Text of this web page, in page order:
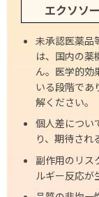
エクソソ
未承認医薬品
は、国内の薬
ん。医学的効
いる段階であ
解ください。
個人差につい
り、期待され
副作用のリス
ルギー反応が